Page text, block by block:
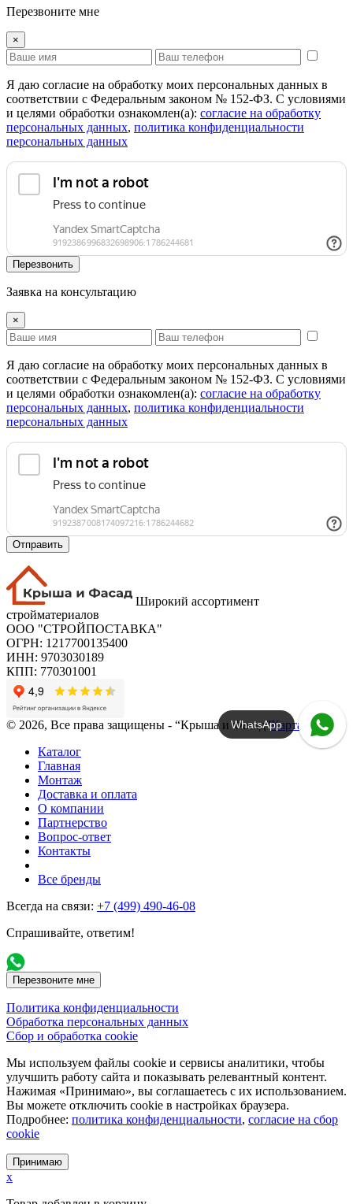
Перезвоните мне
×
Я даю согласие на обработку моих персональных данных в
соответствии с Федеральным законом № 152-ФЗ. С условиями
и целями обработки ознакомлен(а): cогласие на обработку
персональных данных, политика конфиденциальности
персональных данных
Перезвонить
Заявка на консультацию
×
Я даю согласие на обработку моих персональных данных в
соответствии с Федеральным законом № 152-ФЗ. С условиями
и целями обработки ознакомлен(а): cогласие на обработку
персональных данных, политика конфиденциальности
персональных данных
Отправить
Широкий ассортимент
стройматериалов
ООО "СТРОЙПОСТАВКА"
ОГРН: 1217700135400
ИНН: 9703030189
КПП: 770301001
© 2026, Все права защищены - “Крыша и Фасад”Карта сайта
Каталог
Главная
Монтаж
Доставка и оплата
О компании
Партнерство
Вопрос-ответ
Контакты
Все бренды
Всегда на связи: +7 (499) 490-46-08
Спрашивайте, ответим!
Перезвоните мне
Политика конфиденциальности
Обработка персональных данных
Сбор и обработка cookie
Мы используем файлы cookie и сервисы аналитики, чтобы
улучшить работу сайта и показывать релевантный контент.
Нажимая «Принимаю», вы соглашаетесь с их использованием.
Вы можете отключить cookie в настройках браузера.
Подробнее: политика конфиденциальности, согласие на сбор
cookie
Принимаю
x
WhatsApp